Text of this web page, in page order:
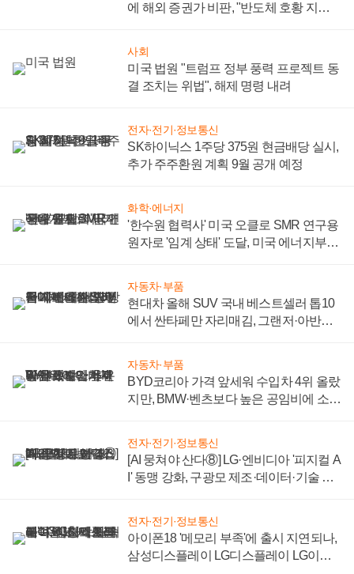
에 해외 증권가 비판, "반도체 호황 지속
사회
미국 법원 "트럼프 정부 풍력 프로젝트 동
결 조치는 위법", 해제 명령 내려
전자·전기·정보통신
SK하이닉스 1주당 375원 현금배당 실시,
추가 주주환원 계획 9월 공개 예정
화학·에너지
'한수원 협력사' 미국 오클로 SMR 연구용
원자로 '임계 상태' 도달, 미국 에너지부
자동차·부품
현대차 올해 SUV 국내 베스트셀러 톱10
에서 싼타페만 자리매김, 그랜저·아반떼
자동차·부품
BYD코리아 가격 앞세워 수입차 4위 올랐
지만, BMW·벤츠보다 높은 공임비에 소비
전자·전기·정보통신
[AI 뭉쳐야 산다⑧] LG·엔비디아 '피지컬 A
I' 동맹 강화, 구광모 제조·데이터·기술 결
전자·전기·정보통신
아이폰18 '메모리 부족'에 출시 지연되나,
삼성디스플레이 LG디스플레이 LG이노